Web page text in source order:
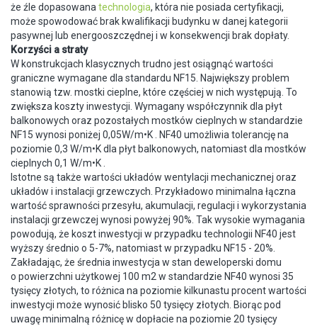
że źle dopasowana technologia, która nie posiada certyfikacji,
może spowodować brak kwalifikacji budynku w danej kategorii
pasywnej lub energooszczędnej i w konsekwencji brak dopłaty.
Korzyści a straty
W konstrukcjach klasycznych trudno jest osiągnąć wartości
graniczne wymagane dla standardu NF15. Największy problem
stanowią tzw. mostki cieplne, które częściej w nich występują. To
zwiększa koszty inwestycji. Wymagany współczynnik dla płyt
balkonowych oraz pozostałych mostków cieplnych w standardzie
NF15 wynosi poniżej 0,05W/m•K . NF40 umożliwia tolerancję na
poziomie 0,3 W/m•K dla płyt balkonowych, natomiast dla mostków
cieplnych 0,1 W/m•K .
Istotne są także wartości układów wentylacji mechanicznej oraz
układów i instalacji grzewczych. Przykładowo minimalna łączna
wartość sprawności przesyłu, akumulacji, regulacji i wykorzystania
instalacji grzewczej wynosi powyżej 90%. Tak wysokie wymagania
powodują, że koszt inwestycji w przypadku technologii NF40 jest
wyższy średnio o 5-7%, natomiast w przypadku NF15 - 20%.
Zakładając, że średnia inwestycja w stan deweloperski domu
o powierzchni użytkowej 100 m2 w standardzie NF40 wynosi 35
tysięcy złotych, to różnica na poziomie kilkunastu procent wartości
inwestycji może wynosić blisko 50 tysięcy złotych. Biorąc pod
uwagę minimalną różnicę w dopłacie na poziomie 20 tysięcy